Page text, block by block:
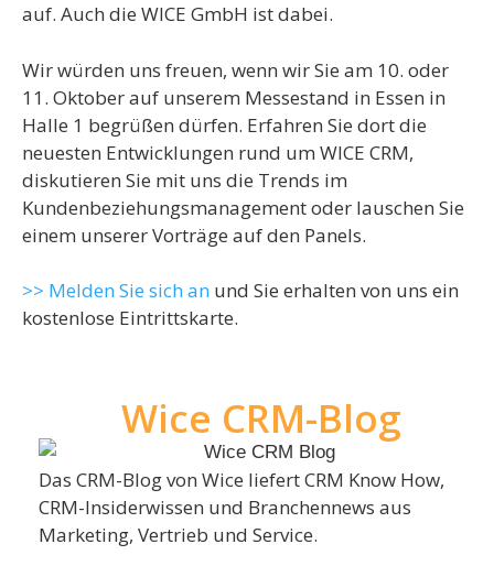
auf. Auch die WICE GmbH ist dabei.
Wir würden uns freuen, wenn wir Sie am 10. oder
11. Oktober auf unserem Messestand in Essen in
Halle 1 begrüßen dürfen. Erfahren Sie dort die
neuesten Entwicklungen rund um WICE CRM,
diskutieren Sie mit uns die Trends im
Kundenbeziehungsmanagement oder lauschen Sie
einem unserer Vorträge auf den Panels.
>> Melden Sie sich an und Sie erhalten von uns ein
kostenlose Eintrittskarte.
Wice CRM-Blog
Das CRM-Blog von Wice liefert CRM Know How,
CRM-Insiderwissen und Branchennews aus
Marketing, Vertrieb und Service.